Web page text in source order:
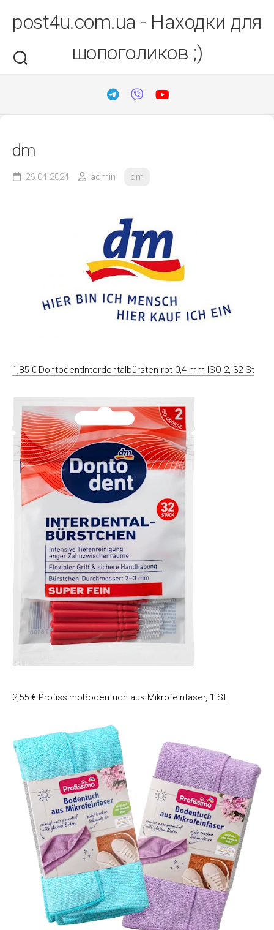
вмістуpost4u.com.ua - Находки для
шопоголиков ;)
dm
26.04.2024 admin dm
1,85 € DontodentInterdentalbürsten rot 0,4 mm ISO 2, 32 St
2,55 € ProfissimoBodentuch aus Mikrofeinfaser, 1 St